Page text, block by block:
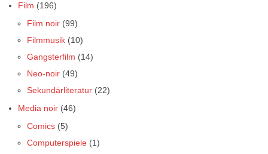
Film (196)
Film noir (99)
Filmmusik (10)
Gangsterfilm (14)
Neo-noir (49)
Sekundärliteratur (22)
Media noir (46)
Comics (5)
Computerspiele (1)